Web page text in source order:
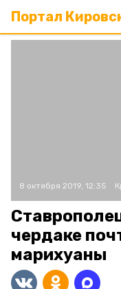
Портал
8 октября 2019, 12:35
чердаке
марихуаны